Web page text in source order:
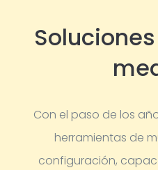
Con el paso de los
herramientas de
configuración,